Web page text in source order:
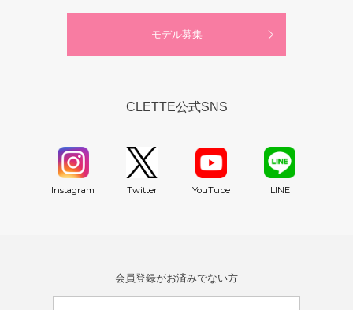
モデル募集
CLETTE公式SNS
Instagram Twitter YouTube LINE
会員登録がお済みでない方